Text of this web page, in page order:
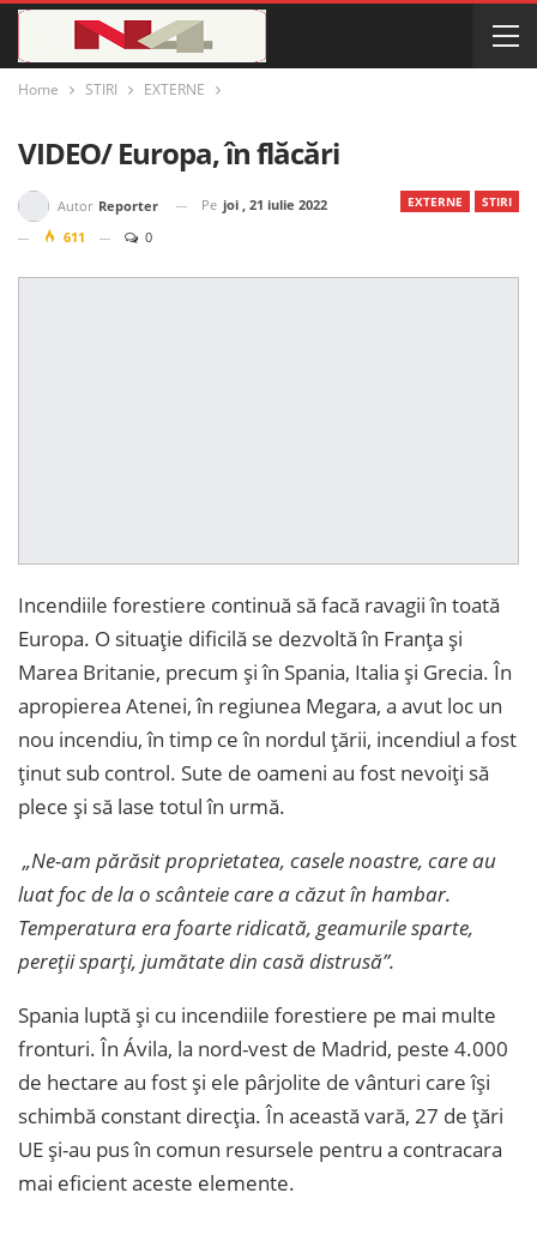
Home STIRI EXTERNE
VIDEO/ Europa, în flăcări
EXTERNE STIRI
Autor Reporter Pe joi , 21 iulie 2022
611
0
Incendiile forestiere continuă să facă ravagii în toată
Europa. O situație dificilă se dezvoltă în Franța și
Marea Britanie, precum și în Spania, Italia și Grecia. În
apropierea Atenei, în regiunea Megara, a avut loc un
nou incendiu, în timp ce în nordul țării, incendiul a fost
ținut sub control. Sute de oameni au fost nevoiți să
plece și să lase totul în urmă.
„Ne-am părăsit proprietatea, casele noastre, care au
luat foc de la o scânteie care a căzut în hambar.
Temperatura era foarte ridicată, geamurile sparte,
pereții sparți, jumătate din casă distrusă”.
Spania luptă și cu incendiile forestiere pe mai multe
fronturi. În Ávila, la nord-vest de Madrid, peste 4.000
de hectare au fost și ele pârjolite de vânturi care își
schimbă constant direcția. În această vară, 27 de țări
UE și-au pus în comun resursele pentru a contracara
mai eficient aceste elemente.